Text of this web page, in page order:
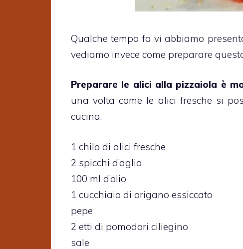
Qualche tempo fa vi abbiamo
vediamo invece come preparare
Preparare le alici alla pizzaiola è
una volta come le alici fresche si
cucina.
1 chilo di alici fresche
2 spicchi d’aglio
100 ml d’olio
1 cucchiaio di origano essiccato
pepe
2 etti di pomodori ciliegino
sale